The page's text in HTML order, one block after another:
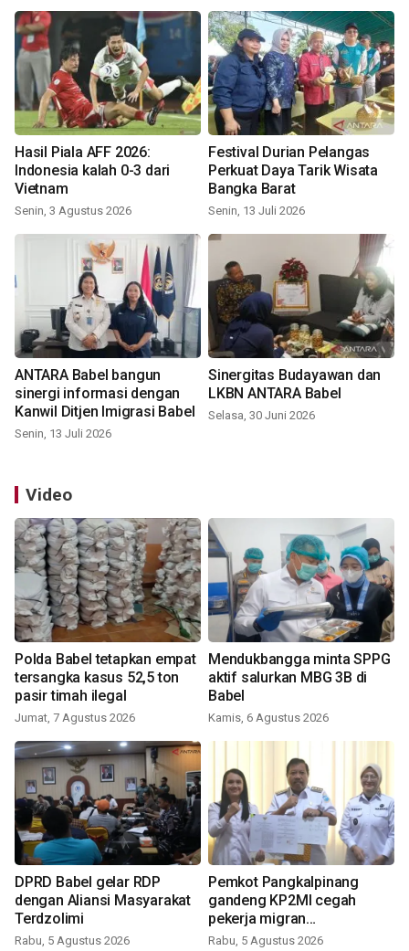
Hasil Piala AFF 2026:
Indonesia kalah 0-3 dari
Vietnam
Senin, 3 Agustus 2026
Festival Durian Pelangas
Perkuat Daya Tarik Wisata
Bangka Barat
Senin, 13 Juli 2026
ANTARA Babel bangun
sinergi informasi dengan
Kanwil Ditjen Imigrasi Babel
Senin, 13 Juli 2026
Sinergitas Budayawan dan
LKBN ANTARA Babel
Selasa, 30 Juni 2026
Video
Polda Babel tetapkan empat
tersangka kasus 52,5 ton
pasir timah ilegal
Jumat, 7 Agustus 2026
Mendukbangga minta SPPG
aktif salurkan MBG 3B di
Babel
Kamis, 6 Agustus 2026
DPRD Babel gelar RDP
dengan Aliansi Masyarakat
Terdzolimi
Rabu, 5 Agustus 2026
Pemkot Pangkalpinang
gandeng KP2MI cegah
pekerja migran
nonprosedural
Rabu, 5 Agustus 2026